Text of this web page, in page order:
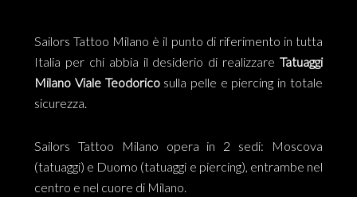
Sailors Tattoo Milano è il punto di riferimento in tutta
Italia per chi abbia il desiderio di realizzare Tatuaggi
Milano Viale Teodoricosulla pelle e piercing in totale
sicurezza.
Sailors Tattoo Milano opera in 2 sedi: Moscova
(tatuaggi) e Duomo (tatuaggi e piercing), entrambe nel
centro e nel cuore di Milano.